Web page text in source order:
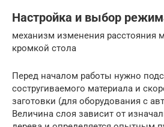
Настройка и выбор
механизм изменения расстояния
кромкой стола
Перед началом работы нужно
состругиваемого материала и
заготовки (для оборудования с
Величина слоя зависит от